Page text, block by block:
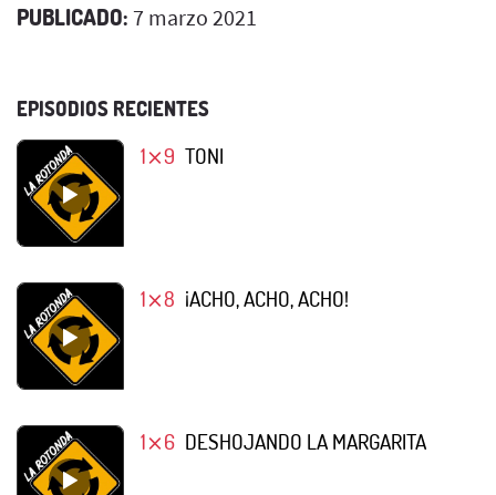
PUBLICADO: 7 marzo 2021
EPISODIOS RECIENTES
1⨯9 TONI
1⨯8 ¡ACHO, ACHO, ACHO!
1⨯6 DESHOJANDO LA MARGARITA